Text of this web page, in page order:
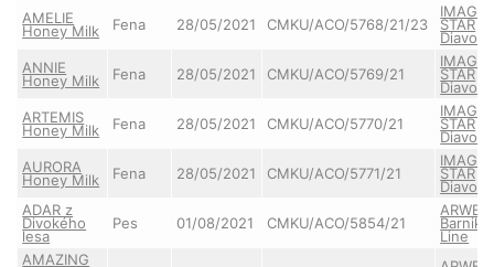
AMELIE
Honey Milk Fena 28/05/2021 CMKU/ACO/5768/21/23 STAR
ANNIE
Honey Milk Fena 28/05/2021 CMKU/ACO/5769/21 STAR
ARTEMIS
Honey Milk Fena 28/05/2021 CMKU/ACO/5770/21 STAR
AURORA
Honey Milk Fena 28/05/2021 CMKU/ACO/5771/21 STAR
ADAR z
Divokého
lesa
Pes 01/08/2021 CMKU/ACO/5854/21 Barniko
Line
AMAZING